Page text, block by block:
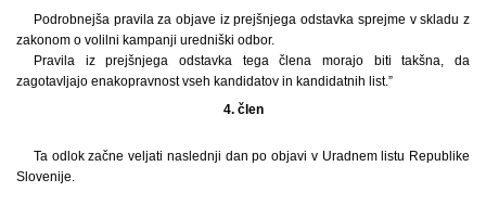
Podrobnejša pravila za objave iz prejšnjega odstavka sprejme v skladu z
zakonom o volilni kampanji uredniški odbor.
Pravila iz prejšnjega odstavka tega člena morajo biti takšna, da
zagotavljajo enakopravnost vseh kandidatov in kandidatnih list.”
4. člen
Ta odlok začne veljati naslednji dan po objavi v Uradnem listu Republike
Slovenije.